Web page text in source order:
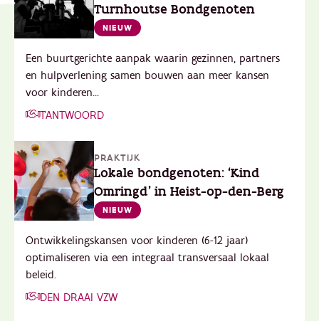
Turnhoutse Bondgenoten
NIEUW
Een buurtgerichte aanpak waarin gezinnen, partners
en hulpverlening samen bouwen aan meer kansen
voor kinderen...
T'ANTWOORD
PRAKTIJK
Lokale bondgenoten: ‘Kind
Omringd’ in Heist-op-den-Berg
NIEUW
Ontwikkelingskansen voor kinderen (6-12 jaar)
optimaliseren via een integraal transversaal lokaal
beleid.
DEN DRAAI VZW